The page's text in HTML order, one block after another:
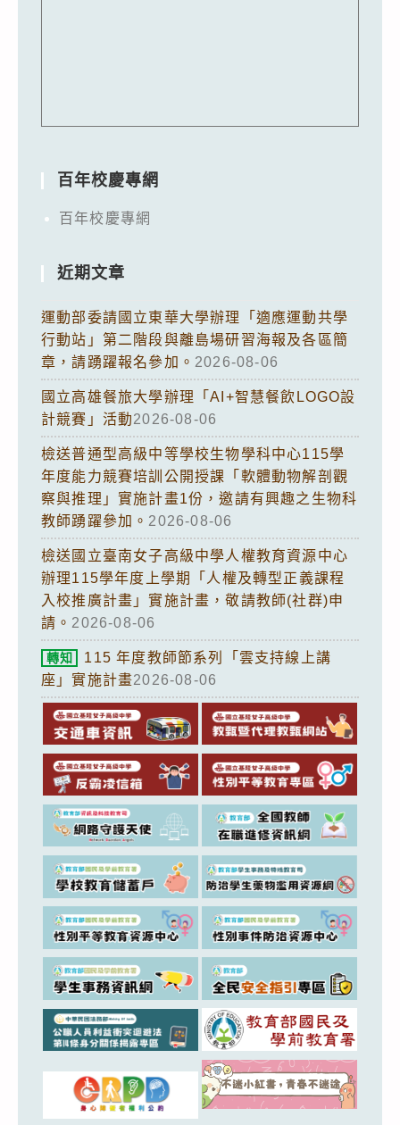
百年校慶專網
百年校慶專網
近期文章
運動部委請國立東華大學辦理「適應運動共學
行動站」第二階段與離島場研習海報及各區簡
章，請踴躍報名參加。 2026-08-06
國立高雄餐旅大學辦理「AI+智慧餐飲LOGO設
計競賽」活動2026-08-06
檢送普通型高級中等學校生物學科中心115學
年度能力競賽培訓公開授課「軟體動物解剖觀
察與推理」實施計畫1份，邀請有興趣之生物科
教師踴躍參加。 2026-08-06
檢送國立臺南女子高級中學人權教育資源中心
辦理115學年度上學期「人權及轉型正義課程
入校推廣計畫」實施計畫，敬請教師(社群)申
請。 2026-08-06
轉知
115 年度教師節系列「雲支持線上講
座」實施計畫2026-08-06